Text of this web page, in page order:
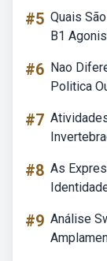
#5 Quais
B1
#6 Nao
Politica
#7
#8 As
#9 Análise